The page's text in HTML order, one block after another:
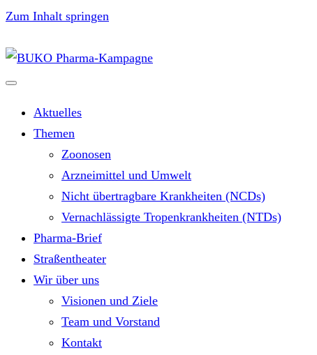
Zum Inhalt springen
Aktuelles
Themen
Zoonosen
Arzneimittel und Umwelt
Nicht übertragbare Krankheiten (NCDs)
Vernachlässigte Tropenkrankheiten (NTDs)
Pharma-Brief
Straßentheater
Wir über uns
Visionen und Ziele
Team und Vorstand
Kontakt